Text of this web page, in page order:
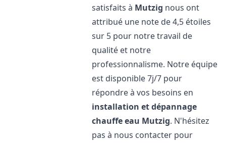
satisfaits à Mutzig nous ont
attribué une note de 4,5 étoiles
sur 5 pour notre travail de
qualité et notre
professionnalisme. Notre équipe
est disponible 7j/7 pour
répondre à vos besoins en
installation et dépannage
chauffe eau Mutzig. N'hésitez
pas à nous contacter pour